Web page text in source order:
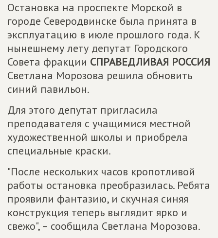
Остановка на проспекте Морской в
городе Северодвинске была принята в
эксплуатацию в июле прошлого года. К
нынешнему лету депутат Городского
Совета фракции СПРАВЕДЛИВАЯ РОССИЯ
Светлана Морозова решила обновить
синий павильон.
Для этого депутат пригласила
преподавателя с учащимися местной
художественной школы и приобрела
специальные краски.
"После нескольких часов кропотливой
работы остановка преобразилась. Ребята
проявили фантазию, и скучная синяя
конструкция теперь выглядит ярко и
свежо", – сообщила Светлана Морозова.